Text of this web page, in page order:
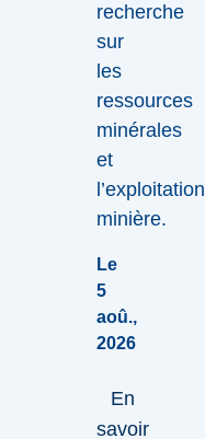
recherche
sur
les
ressources
minérales
et
l’exploitation
minière.
Le
5
aoû.,
2026
En
savoir